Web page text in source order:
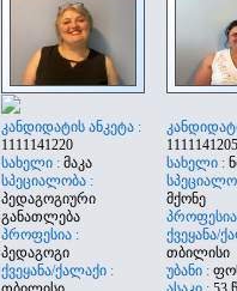
კანდიდატის ანკეტა :
1111141220
სახელი : მაკა
სპეციალობა :
პედაგოგიური
განათლება
პროფესია :
პედაგოგი
ქვეყანა/ქალაქი :
1111141205
სახელი :
მქონე
ქვეყანა/
თბილისი
უბანი :